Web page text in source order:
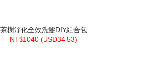
茶樹淨化全效洗髮DIY組合包
NT$1040 (USD34.53)